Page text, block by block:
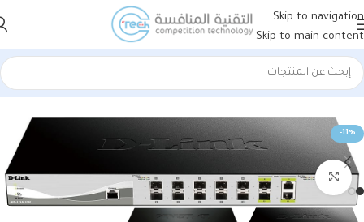
Skip to navigation
Skip to main content
الرئيسية الشبكات راوترات دي لنك (D-Link)
-11%
Click to enlarge